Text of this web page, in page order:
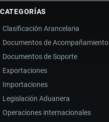
CATEGORÍAS
Clasificación Arancelaria
Documentos de Acompañamiento
Documentos de Soporte
Exportaciones
Importaciones
Legislación Aduanera
Operaciones internacionales